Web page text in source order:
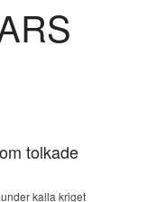
tolkade
kalla kriget